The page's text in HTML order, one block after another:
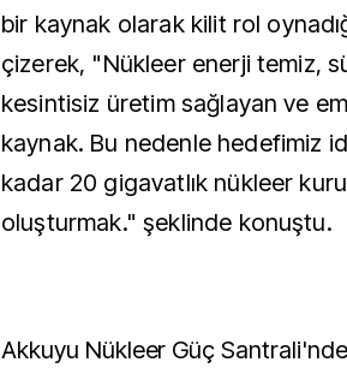
bir kaynak olarak kilit rol
çizerek, "Nükleer enerji temiz,
kesintisiz üretim sağlayan ve
kaynak. Bu nedenle hedefimiz
kadar 20 gigavatlık nükleer
oluşturmak." şeklinde konuştu.
Akkuyu Nükleer Güç